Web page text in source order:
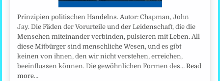
Prinzipien politischen Handelns. Autor: Chapman, John
Jay. Die Fäden der Vorurteile und der Leidenschaft, die die
Menschen miteinander verbinden, pulsieren mit Leben. All
diese Mitbürger sind menschliche Wesen, und es gibt
keinen von ihnen, den wir nicht verstehen, erreichen,
beeinflussen können. Die gewöhnlichen Formen des…Read
more…